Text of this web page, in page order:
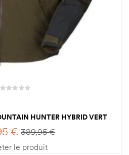
HUNTER HYBRID VERT
HARKILA
389,95€
€
le produit